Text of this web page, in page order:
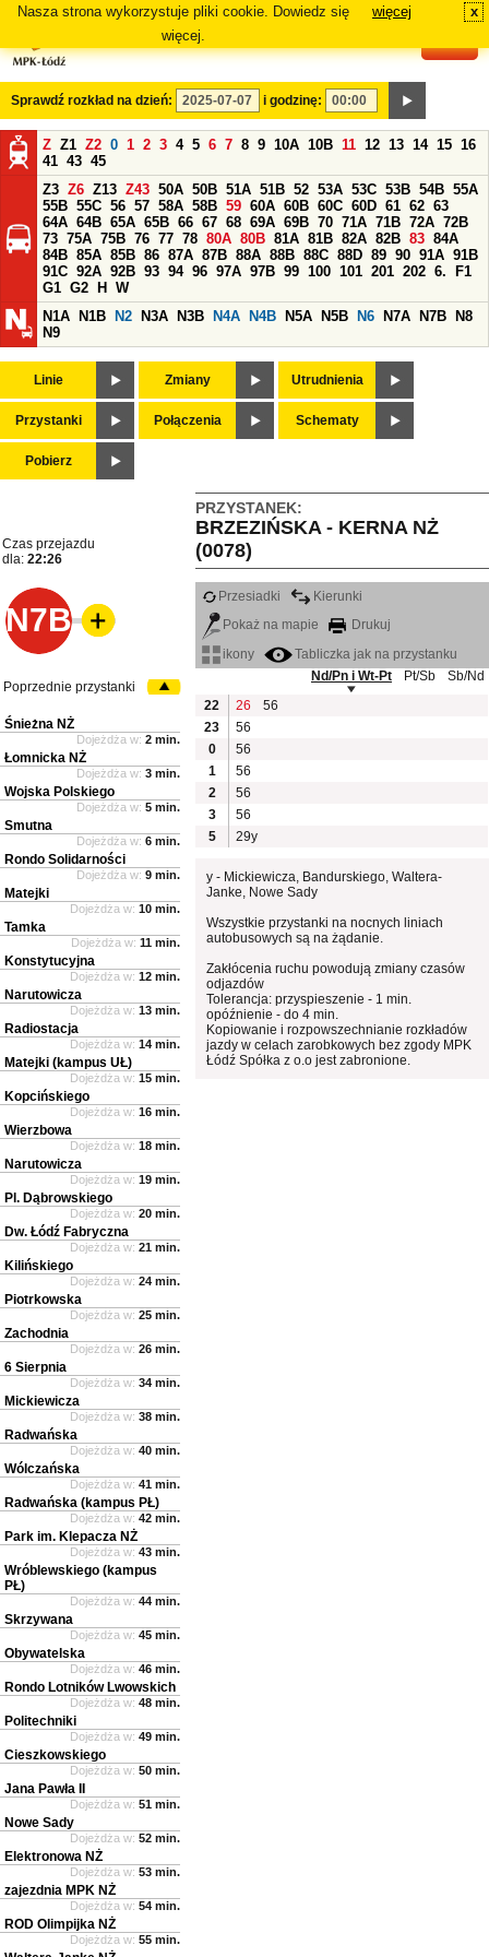
Nasza strona wykorzystuje pliki cookie. Dowiedz się
więcej.
więcej x
Sprawdź rozkład na dzień: i godzinę:
Z Z1 Z2 0 1 2 3 4 5 6 7 8 9 10A 10B 11 12 13 14 15 16
41 43 45
Z3 Z6 Z13 Z43 50A 50B 51A 51B 52 53A 53C 53B 54B 55A
55B 55C 56 57 58A 58B 59 60A 60B 60C 60D 61 62 63
64A 64B 65A 65B 66 67 68 69A 69B 70 71A 71B 72A 72B
73 75A 75B 76 77 78 80A 80B 81A 81B 82A 82B 83 84A
84B 85A 85B 86 87A 87B 88A 88B 88C 88D 89 90 91A 91B
91C 92A 92B 93 94 96 97A 97B 99 100 101 201 202 6.
F1
G1 G2 H
W
N1A
N1B N2 N3A N3B N4A N4B N5A N5B N6 N7A N7B
N8
N9
Linie Zmiany Utrudnienia
Przystanki Połączenia Schematy
Pobierz
PRZYSTANEK:
BRZEZIŃSKA - KERNA NŻ
(0078)
Czas przejazdu
dla: 22:26
N7B
Przesiadki
Kierunki
Pokaż na mapie
Drukuj
ikony
Tabliczka jak na przystanku
Nd/Pn i Wt-Pt
Pt/Sb
Sb/Nd
22
26
56
23
56
0
56
1
56
2
56
3
56
5
29y
y - Mickiewicza, Bandurskiego, Waltera-
Janke, Nowe Sady
Wszystkie przystanki na nocnych liniach
autobusowych są na żądanie.
Zakłócenia ruchu powodują zmiany czasów
odjazdów
Tolerancja: przyspieszenie - 1 min.
opóźnienie - do 4 min.
Kopiowanie i rozpowszechnianie rozkładów
jazdy w celach zarobkowych bez zgody MPK
Łódź Spółka z o.o jest zabronione.
Poprzednie przystanki
Śnieżna NŻ
Dojeżdża w: 2 min.
Łomnicka NŻ
Dojeżdża w: 3 min.
Wojska Polskiego
Dojeżdża w: 5 min.
Smutna
Dojeżdża w: 6 min.
Rondo Solidarności
Dojeżdża w: 9 min.
Matejki
Dojeżdża w: 10 min.
Tamka
Dojeżdża w: 11 min.
Konstytucyjna
Dojeżdża w: 12 min.
Narutowicza
Dojeżdża w: 13 min.
Radiostacja
Dojeżdża w: 14 min.
Matejki (kampus UŁ)
Dojeżdża w: 15 min.
Kopcińskiego
Dojeżdża w: 16 min.
Wierzbowa
Dojeżdża w: 18 min.
Narutowicza
Dojeżdża w: 19 min.
Pl. Dąbrowskiego
Dojeżdża w: 20 min.
Dw. Łódź Fabryczna
Dojeżdża w: 21 min.
Kilińskiego
Dojeżdża w: 24 min.
Piotrkowska
Dojeżdża w: 25 min.
Zachodnia
Dojeżdża w: 26 min.
6 Sierpnia
Dojeżdża w: 34 min.
Mickiewicza
Dojeżdża w: 38 min.
Radwańska
Dojeżdża w: 40 min.
Wólczańska
Dojeżdża w: 41 min.
Radwańska (kampus PŁ)
Dojeżdża w: 42 min.
Park im. Klepacza NŻ
Dojeżdża w: 43 min.
Wróblewskiego (kampus
PŁ)
Dojeżdża w: 44 min.
Skrzywana
Dojeżdża w: 45 min.
Obywatelska
Dojeżdża w: 46 min.
Rondo Lotników Lwowskich
Dojeżdża w: 48 min.
Politechniki
Dojeżdża w: 49 min.
Cieszkowskiego
Dojeżdża w: 50 min.
Jana Pawła II
Dojeżdża w: 51 min.
Nowe Sady
Dojeżdża w: 52 min.
Elektronowa NŻ
Dojeżdża w: 53 min.
zajezdnia MPK NŻ
Dojeżdża w: 54 min.
ROD Olimpijka NŻ
Dojeżdża w: 55 min.